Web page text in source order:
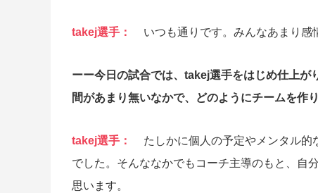
takej選手： いつも通りです。みんなあまり感
ーー今日の試合では、takej選手をはじめ仕上
間があまり無いなかで、どのようにチームを作
takej選手：
たしかに個人の予定やメンタル
でした。そんななかでもコーチ主導のもと、自
思います。